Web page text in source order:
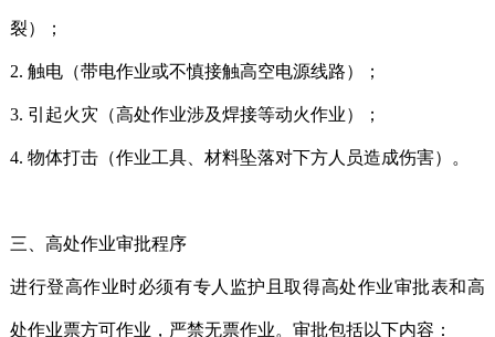
裂）；
2. 触电（带电作业或不慎接触高空电源线路）；
3. 引起火灾（高处作业涉及焊接等动火作业）；
4. 物体打击（作业工具、材料坠落对下方人员造成伤害）。
三、高处作业审批程序
进行登高作业时必须有专人监护且取得高处作业审批表和高
处作业票方可作业，严禁无票作业。审批包括以下内容：